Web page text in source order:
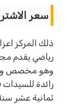
سعر
ذلك المركز
رياضي يقدم
وهو مخصص
رائدة للسيدات
ثمانية عشر سنة